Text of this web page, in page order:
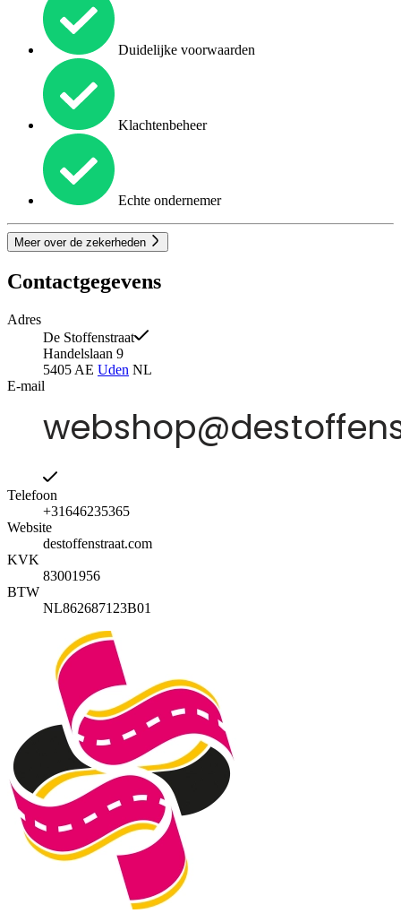
Duidelijke voorwaarden
Klachtenbeheer
Echte ondernemer
Meer over de zekerheden
Contactgegevens
Adres
De Stoffenstraat
Handelslaan 9
5405 AE Uden NL
E-mail
Telefoon
+31646235365
Website
destoffenstraat.com
KVK
83001956
BTW
NL862687123B01